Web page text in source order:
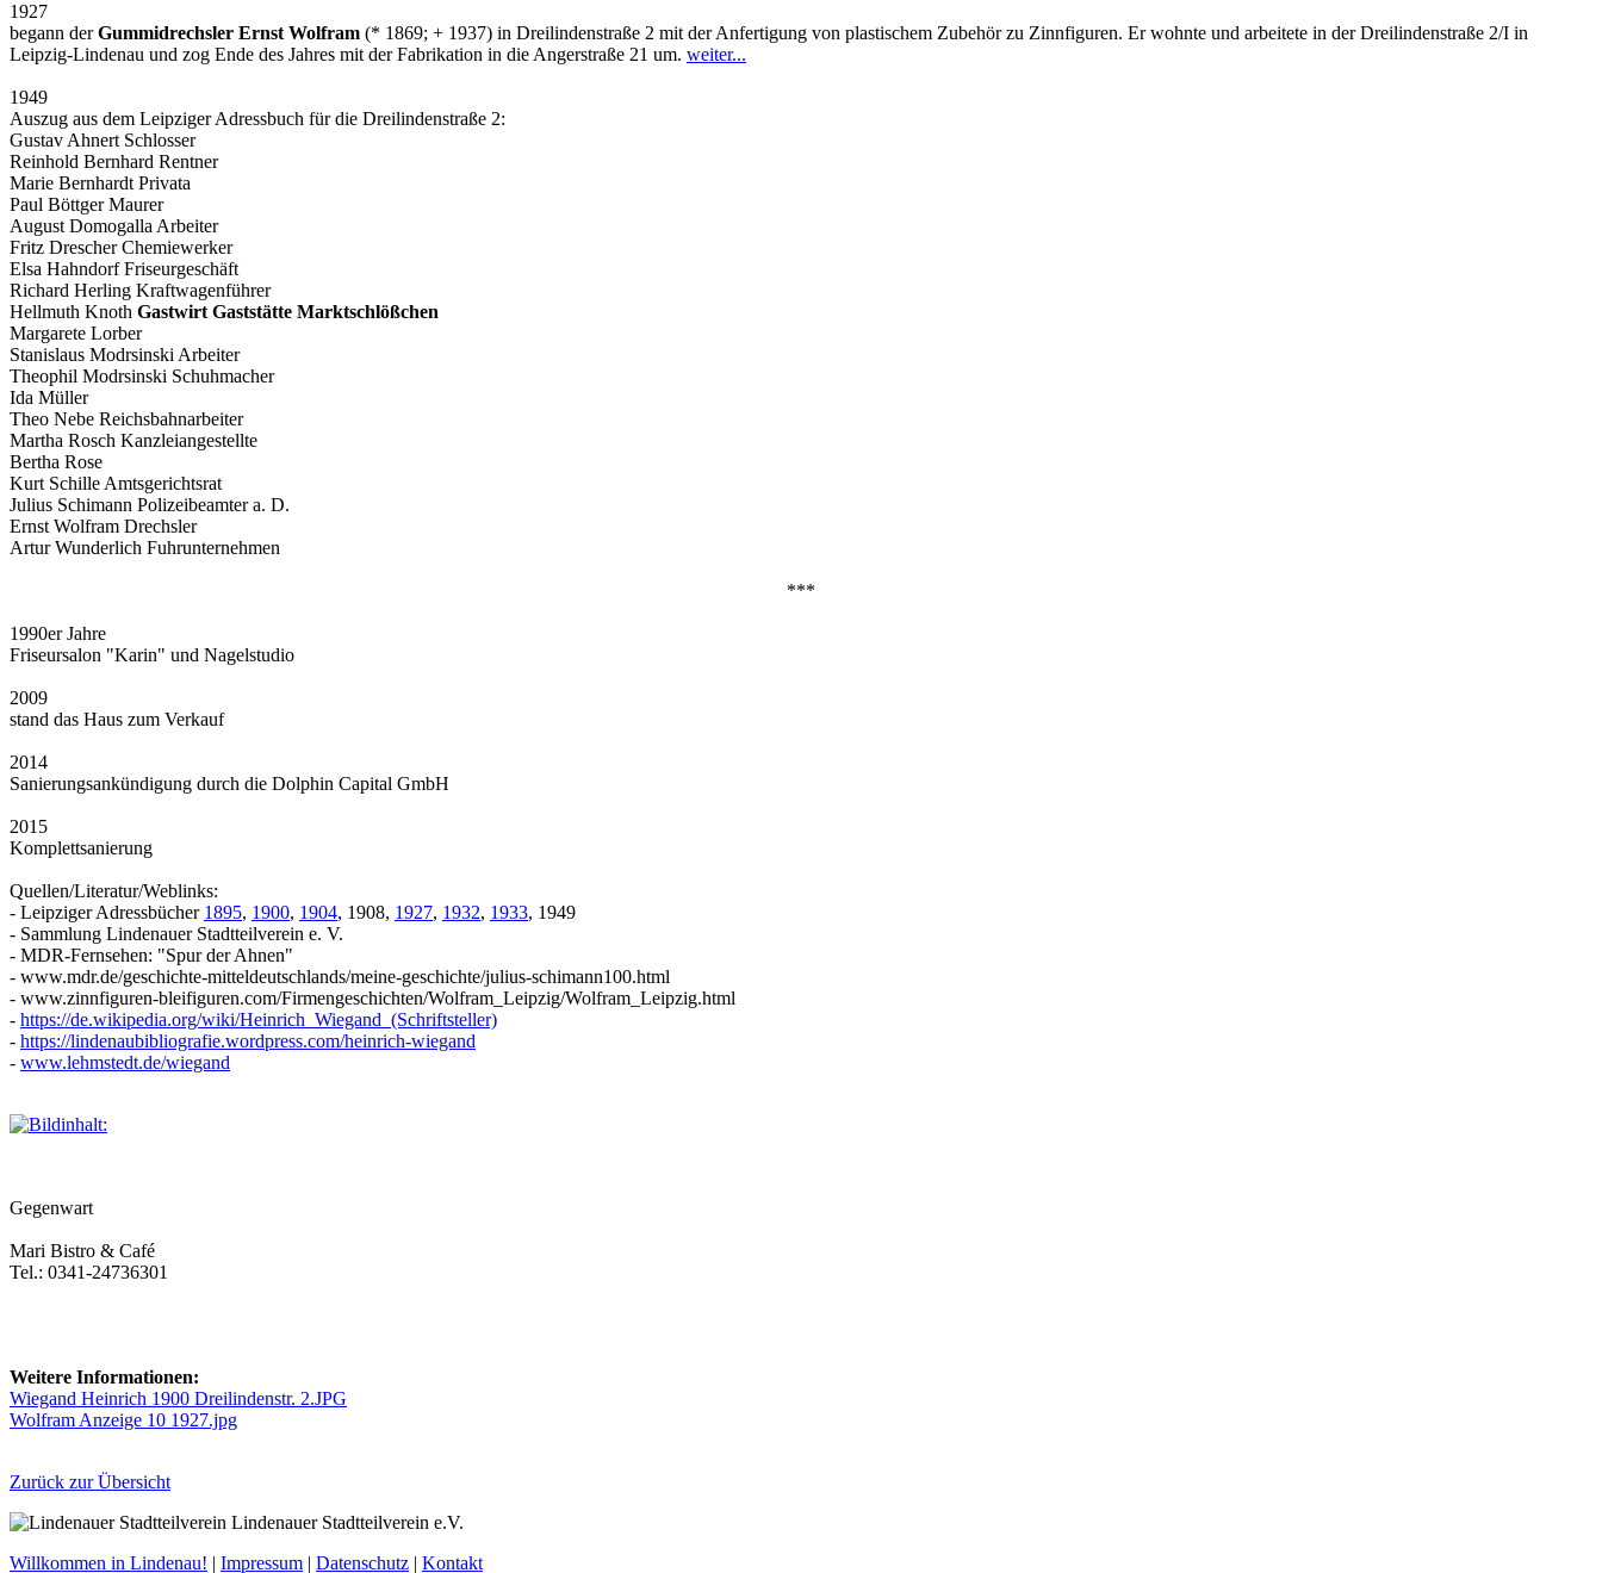
1927
begann derGummidrechsler Ernst Wolfram (* 1869; + 1937) in Dreilindenstraße 2 mit der Anfertigung von plastischem Zubehör zu Zinnfiguren. Er wohnte und arbeitete in der Dreilindenstraße 2/I in
Leipzig-Lindenau und zog Ende des Jahres mit der Fabrikation in die Angerstraße 21 um. weiter...
1949
Auszug aus dem Leipziger Adressbuch für die Dreilindenstraße 2:
Gustav Ahnert Schlosser
Reinhold Bernhard Rentner
Marie Bernhardt Privata
Paul Böttger Maurer
August Domogalla Arbeiter
Fritz Drescher Chemiewerker
Elsa Hahndorf Friseurgeschäft
Richard Herling Kraftwagenführer
Hellmuth Knoth Gastwirt Gaststätte Marktschlößchen
Margarete Lorber
Stanislaus Modrsinski Arbeiter
Theophil Modrsinski Schuhmacher
Ida Müller
Theo Nebe Reichsbahnarbeiter
Martha Rosch Kanzleiangestellte
Bertha Rose
Kurt Schille Amtsgerichtsrat
Julius Schimann Polizeibeamter a. D.
Ernst Wolfram Drechsler
Artur Wunderlich Fuhrunternehmen
***
1990er Jahre
Friseursalon "Karin" und Nagelstudio
2009
stand das Haus zum Verkauf
2014
Sanierungsankündigung durch die Dolphin Capital GmbH
2015
Komplettsanierung
Quellen/Literatur/Weblinks:
- Leipziger Adressbücher 1895, 1900, 1904, 1908, 1927, 1932, 1933, 1949
- Sammlung Lindenauer Stadtteilverein e. V.
- MDR-Fernsehen: "Spur der Ahnen"
- www.mdr.de/geschichte-mitteldeutschlands/meine-geschichte/julius-schimann100.html
- www.zinnfiguren-bleifiguren.com/Firmengeschichten/Wolfram_Leipzig/Wolfram_Leipzig.html
- https://de.wikipedia.org/wiki/Heinrich_Wiegand_(Schriftsteller)
- https://lindenaubibliografie.wordpress.com/heinrich-wiegand
- www.lehmstedt.de/wiegand
Gegenwart
Mari Bistro & Café
Tel.: 0341-24736301
Weitere Informationen:
Wiegand Heinrich 1900 Dreilindenstr. 2.JPG
Wolfram Anzeige 10 1927.jpg
Zurück zur Übersicht
Lindenauer Stadtteilverein e.V.
Willkommen in Lindenau! | Impressum | Datenschutz | Kontakt